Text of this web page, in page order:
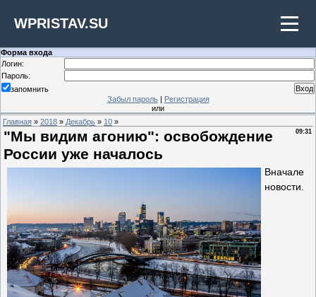
WPRISTAV.SU
Форма входа
Логин:
Пароль:
запомнить
Забыл пароль| Регистрация
или
Главная » 2018 » Декабрь » 10 »
09:31
"Мы видим агонию": освобождение
России уже началось
Вначале
новости.